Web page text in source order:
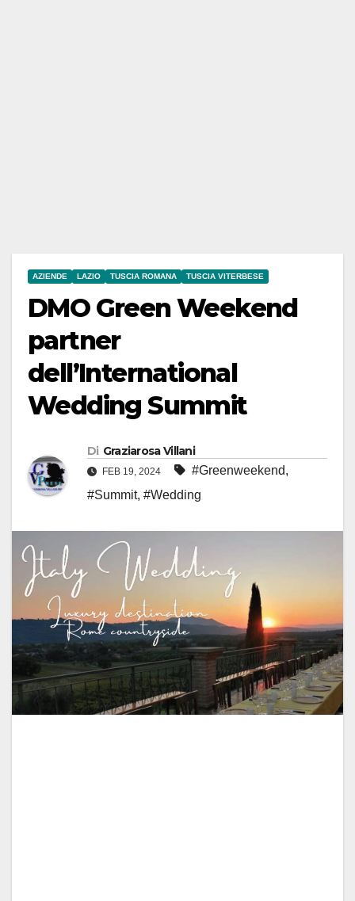
AZIENDE LAZIO TUSCIA ROMANA TUSCIA VITERBESE
DMO Green Weekend
partner
dell’International
Wedding Summit
Di Graziarosa Villani
FEB 19, 2024 #Greenweekend,
#Summit, #Wedding